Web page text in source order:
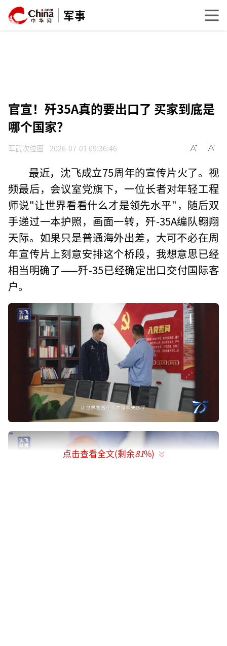
军事
官宣！歼35A真的要出口了 买家到底是
哪个国家？
军武次位面 2026-07-01 09:36:46
最近，沈飞成立75周年的宣传片火了。视
频最后，会议室党旗下，一位长者对年轻工程
师说"让世界看看什么才是领先水平"，随后双
手递过一本护照，画面一转，歼-35A编队翱翔
天际。如果只是普通海外出差，大可不必在周
年宣传片上刻意安排这个桥段，我想意思已经
相当明确了——歼-35已经确定出口交付国际客
户。
点击查看全文(剩余81%)